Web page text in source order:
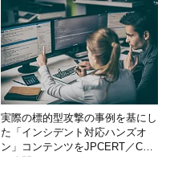
実際の標的型攻撃の事例を基にし
た「インシデント対応ハンズオ
ン」コンテンツをJPCERT／CC